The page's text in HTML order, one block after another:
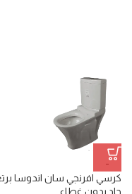
–
كرسي افرنجي سان اندوسا
جاد بدون غطاء